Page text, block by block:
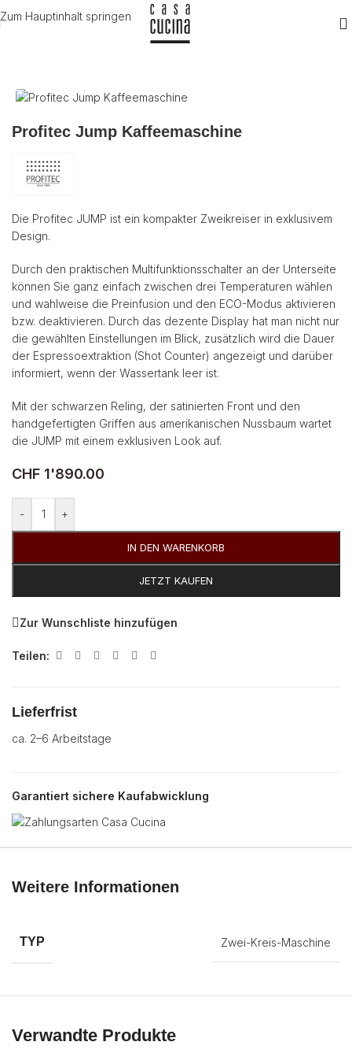
Zum Hauptinhalt springen
Profitec Jump Kaffeemaschine
Die Profitec JUMP ist ein kompakter Zweikreiser in exklusivem
Design.
Durch den praktischen Multifunktionsschalter an der Unterseite
können Sie ganz einfach zwischen drei Temperaturen wählen
und wahlweise die Preinfusion und den ECO-Modus aktivieren
bzw. deaktivieren. Durch das dezente Display hat man nicht nur
die gewählten Einstellungen im Blick, zusätzlich wird die Dauer
der Espressoextraktion (Shot Counter) angezeigt und darüber
informiert, wenn der Wassertank leer ist.
Mit der schwarzen Reling, der satinierten Front und den
handgefertigten Griffen aus amerikanischen Nussbaum wartet
die JUMP mit einem exklusiven Look auf.
CHF 1'890.00
- +
IN DEN WARENKORB
JETZT KAUFEN
Zur Wunschliste hinzufügen
Teilen:
Lieferfrist
ca. 2–6 Arbeitstage
Garantiert sichere Kaufabwicklung
Weitere Informationen
TYP Zwei-Kreis-Maschine
Verwandte Produkte